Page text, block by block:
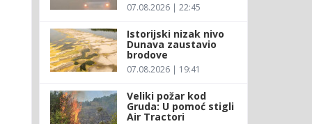
07.08.2026 | 22:45
Istorijski nizak nivo
Dunava zaustavio
brodove
07.08.2026 | 19:41
Veliki požar kod
Gruda: U pomoć stigli
Air Tractori